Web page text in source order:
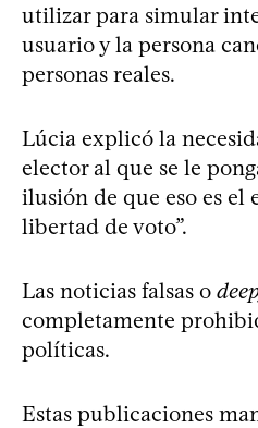
utilizar para simular
usuario y la persona
personas reales.
Lúcia explicó la
elector al que se le
ilusión de que eso es el
libertad de voto”.
Las noticias falsas o
completamente
políticas.
Estas publicaciones